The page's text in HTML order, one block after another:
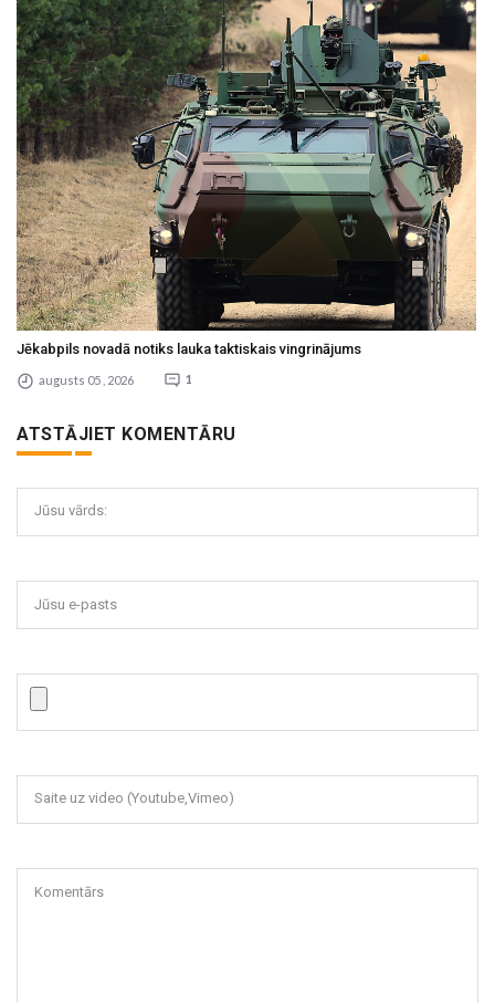
Jēkabpils novadā notiks lauka taktiskais vingrinājums
augusts 05 , 2026 1
ATSTĀJIET KOMENTĀRU
Jūsu vārds:
Jūsu e-pasts
Saite uz video (Youtube,Vimeo)
Komentārs